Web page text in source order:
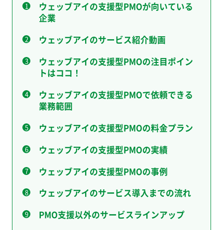
ウェッブアイの支援型PMOが向いている
企業
ウェッブアイのサービス紹介動画
ウェッブアイの支援型PMOの注目ポイン
トはココ！
ウェッブアイの支援型PMOで依頼できる
業務範囲
ウェッブアイの支援型PMOの料金プラン
ウェッブアイの支援型PMOの実績
ウェッブアイの支援型PMOの事例
ウェッブアイのサービス導入までの流れ
PMO支援以外のサービスラインアップ